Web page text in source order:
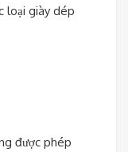
loại giày dép
được phép